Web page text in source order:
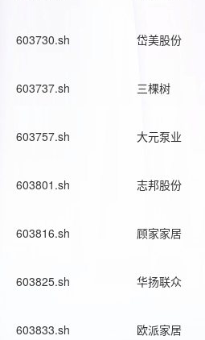
603730.sh 岱美股份
603737.sh 三棵树
603757.sh 大元泵业
603801.sh 志邦股份
603816.sh 顾家家居
603825.sh 华扬联众
603833.sh 欧派家居